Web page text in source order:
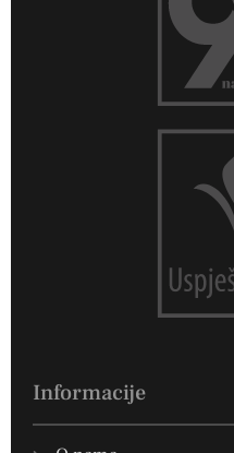
Informacije